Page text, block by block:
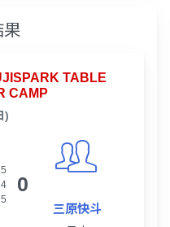
果
TABLE
CAMP
)
5
4
5
0
三原快斗